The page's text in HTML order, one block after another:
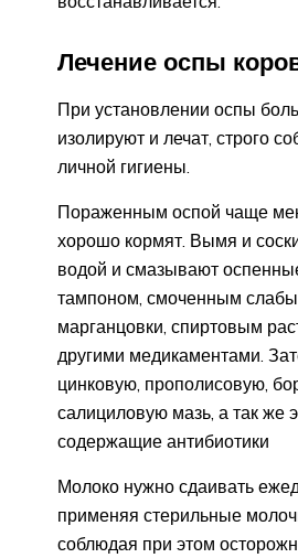
Лечение оспы
При установлении оспы
изолируют и лечат, строго
личной гигиены.
Пораженным оспой чаще
хорошо кормят. Вымя и
водой и смазывают
тампоном, смоченным
марганцовки, спиртовым
другими медикаментами.
цинковую, прополисовую,
салициловую мазь, а так же
содержащие антибиотики
Молоко нужно сдаивать
применяя стерильные
соблюдая при этом